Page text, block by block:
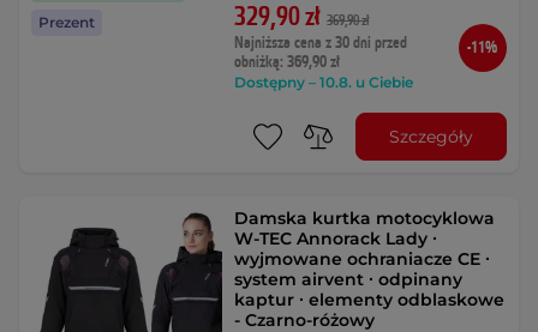
Prezent
329,90 zł 369,90 zł
Najniższa cena z 30 dni przed
obniżką: 369,90 zł
Dostępny – 10.8. u Ciebie
-11%
Szczegóły
Damska kurtka motocyklowa
W-TEC Annorack Lady ∙
wyjmowane ochraniacze CE ∙
system airvent ∙ odpinany
kaptur ∙ elementy odblaskowe
- Czarno-różowy